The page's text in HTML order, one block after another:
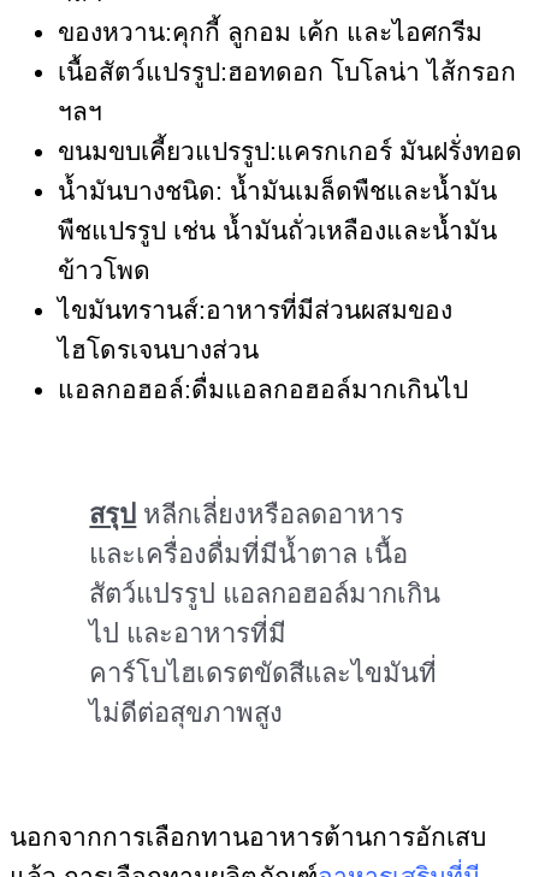
ของหวาน:คุกกี้ ลูกอม เค้ก และไอศกรีม
เนื้อสัตว์แปรรูป:ฮอทดอก โบโลน่า ไส้กรอก
ฯลฯ
ขนมขบเคี้ยวแปรรูป:แครกเกอร์ มันฝรั่งทอด
น้ำมันบางชนิด: น้ำมันเมล็ดพืชและน้ำมัน
พืชแปรรูป เช่น น้ำมันถั่วเหลืองและน้ำมัน
ข้าวโพด
ไขมันทรานส์:อาหารที่มีส่วนผสมของ
ไฮโดรเจนบางส่วน
แอลกอฮอล์:ดื่มแอลกอฮอล์มากเกินไป
สรุป หลีกเลี่ยงหรือลดอาหาร
และเครื่องดื่มที่มีน้ำตาล เนื้อ
สัตว์แปรรูป แอลกอฮอล์มากเกิน
ไป และอาหารที่มี
คาร์โบไฮเดรตขัดสีและไขมันที่
ไม่ดีต่อสุขภาพสูง
นอกจากการเลือกทานอาหารต้านการอักเสบ